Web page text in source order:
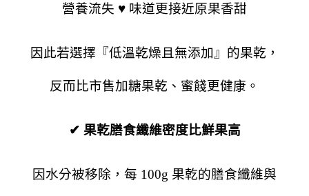
營養流失 ♥ 味道更接近原果香甜
因此若選擇『低溫乾燥且無添加』的果乾，
反而比市售加糖果乾、蜜餞更健康。
✔ 果乾膳食纖維密度比鮮果高
因水分被移除，每 100g 果乾的膳食纖維與